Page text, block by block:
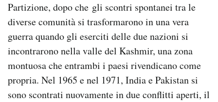
Partizione, dopo che gli scontri spontanei tra le
diverse comunità si trasformarono in una vera
guerra quando gli eserciti delle due nazioni si
incontrarono nella valle del Kashmir, una zona
montuosa che entrambi i paesi rivendicano come
propria. Nel 1965 e nel 1971, India e Pakistan si
sono scontrati nuovamente in due conflitti aperti, il